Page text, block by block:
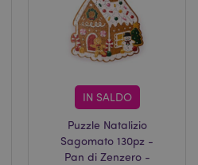
IN SALDO
Puzzle Natalizio
Sagomato 130pz -
Pan di Zenzero -